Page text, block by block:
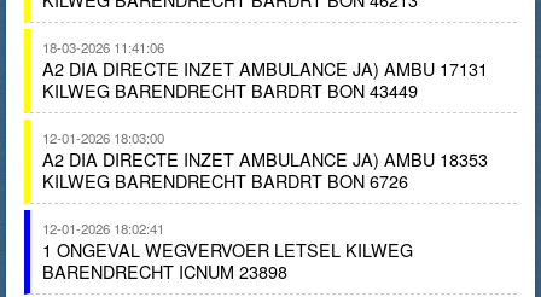
18-03-2026 11:41:06
A2 DIA DIRECTE INZET AMBULANCE JA) AMBU 17131
KILWEG BARENDRECHT BARDRT BON 43449
12-01-2026 18:03:00
A2 DIA DIRECTE INZET AMBULANCE JA) AMBU 18353
KILWEG BARENDRECHT BARDRT BON 6726
12-01-2026 18:02:41
1 ONGEVAL WEGVERVOER LETSEL KILWEG
BARENDRECHT ICNUM 23898